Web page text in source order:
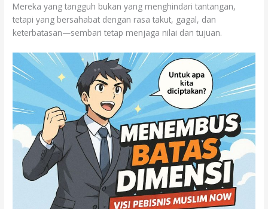
Mereka yang tangguh bukan yang menghindari tantangan,
tetapi yang bersahabat dengan rasa takut, gagal, dan
keterbatasan—sembari tetap menjaga nilai dan tujuan.